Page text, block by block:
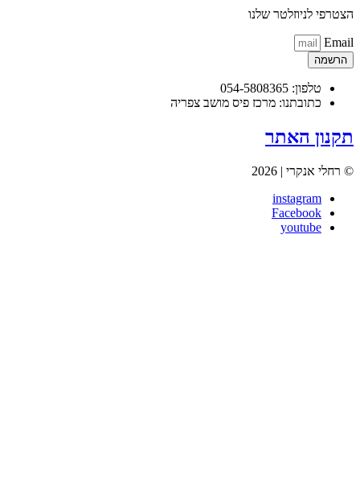
הצטרפי לניוזלטר שלנו
Email
הרשמה
טלפון: 054-5808365
כתובתנו: מרכז פיס מושב צפריה
תקנון האתר
© רחלי אנקרי | 2026
instagram
Facebook
youtube